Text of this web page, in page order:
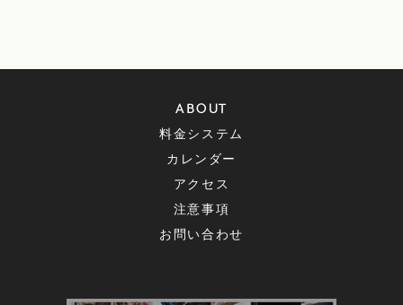
ABOUT
料金システム
カレンダー
アクセス
注意事項
お問い合わせ